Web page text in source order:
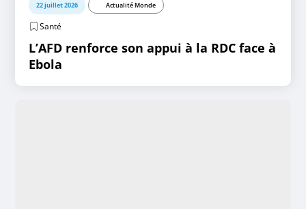
22 juillet 2026 Actualité Monde
Santé
L’AFD renforce son appui à la RDC face à
Ebola